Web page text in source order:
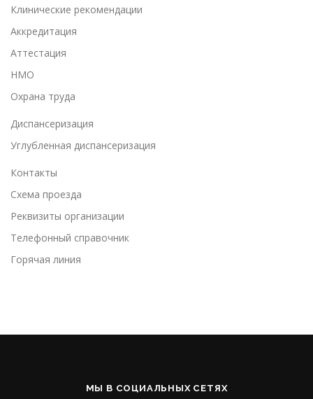
Клинические рекомендации
Аккредитация
Аттестация
НМО
Охрана труда
Диспансеризация
Углубленная диспансеризация
Контакты
Схема проезда
Реквизиты организации
Телефонный справочник
Горячая линия
МЫ В СОЦИАЛЬНЫХ СЕТЯХ